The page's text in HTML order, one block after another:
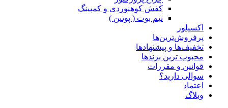
کفش کوهنوردی و کمپینگ
نیم بوت ( پوتین )
اکسپلور
پرفروش‌ترین‌ها
تخفیف‌ها و پیشنهادها
محبوب ترین برندها
قوانین و مقررات
سوالی دارید؟
اعتماد
وبلاگ